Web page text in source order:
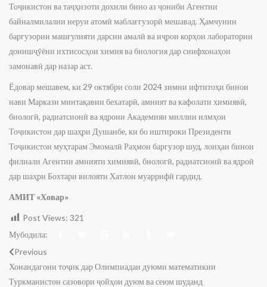
Тоҷикистон ва таҷҳизоти дохили бино аз ҷониби Агентии
байналмилалии неруи атомӣ маблағгузорӣ мешавад. Ҳамчунин
баргузории машғулияти дарсии амалӣ ва иҷрои корҳои лаборатории
донишҷӯёни ихтисосҳои химия ва биология дар синфхонаҳои
замонавӣ дар назар аст.
Ёдовар мешавем, ки 29 октябри соли 2024 зимни ифтитоҳи бинои
нави Маркази минтақавии бехатарӣ, амният ва кафолати химиявӣ,
биологӣ, радиатсионӣ ва ядроии Академияи миллии илмҳои
Тоҷикистон дар шаҳри Душанбе, ки бо иштироки Президенти
Тоҷикистон муҳтарам Эмомалӣ Раҳмон баргузор шуд, лоиҳаи бинои
филиали Агентии амнияти химиявӣ, биологӣ, радиатсионӣ ва ядроӣ
дар шаҳри Бохтари вилояти Хатлон муаррифӣ гардид.
АМИТ «Ховар»
Post Views: 321
Мубодила:
Previous
Хонандагони тоҷик дар Олимпиадаи дуюми математикии
Туркманистон сазовори ҷойҳои дуюм ва сеюм шуданд